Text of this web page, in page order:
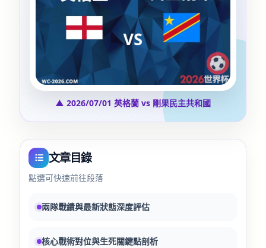
▲ 2026/07/01 英格蘭 vs 剛果民主共和國
文章目錄
點選可快速前往段落
兩隊戰績與最新狀態深度評估
核心戰術對位與生死關鍵點剖析